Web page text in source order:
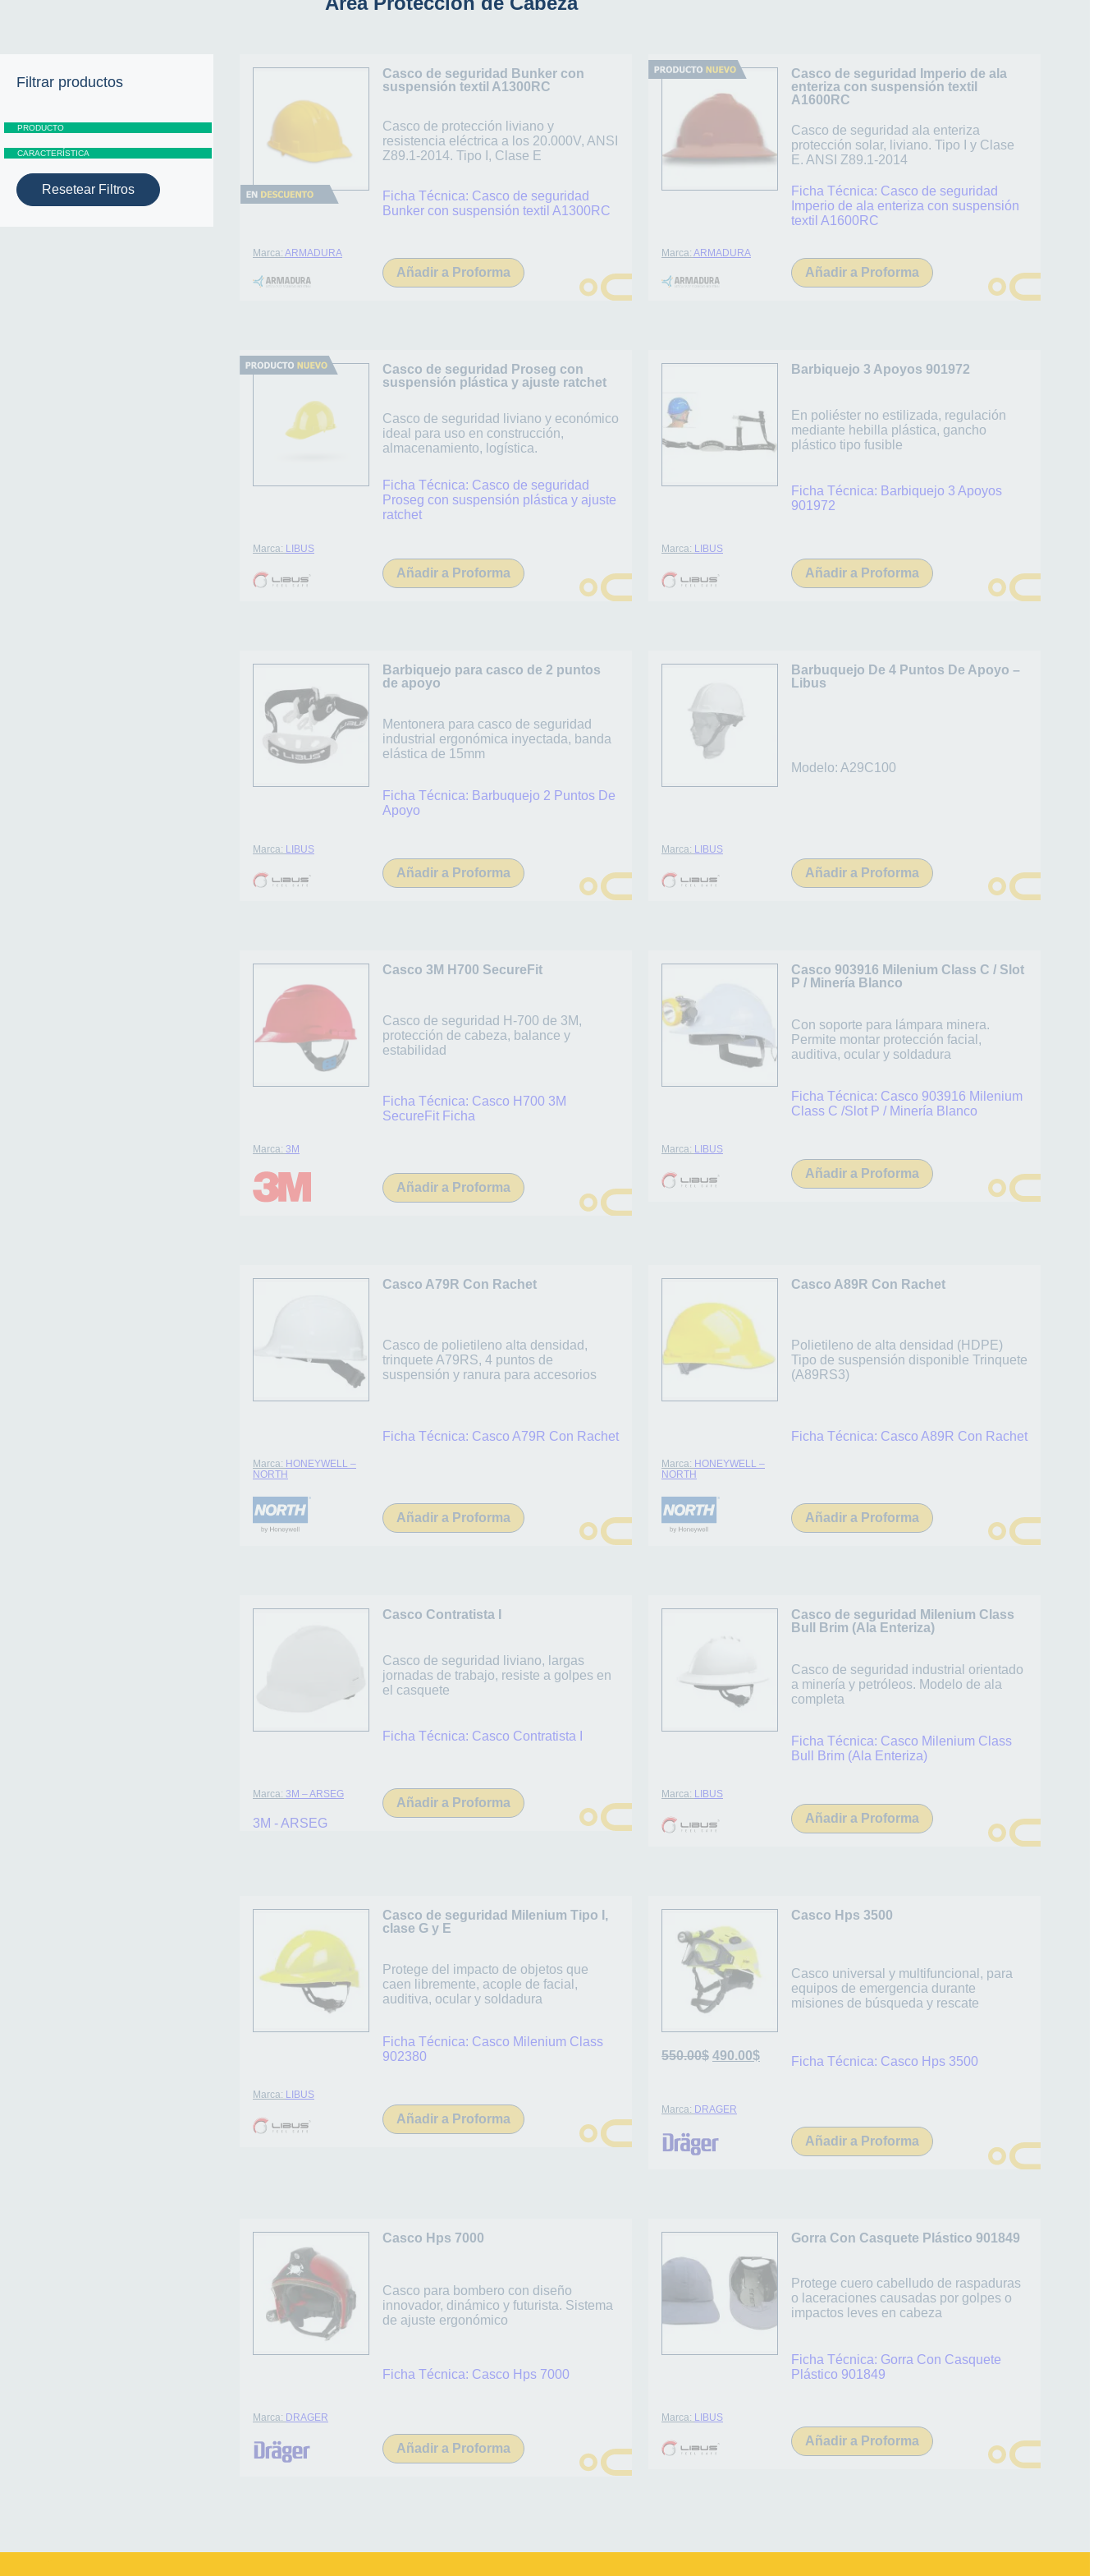
Filtrar productos
Resetear Filtros
Marca: ARMADURA
Casco de seguridad Bunker con
suspensión textil A1300RC
Casco de protección liviano y
resistencia eléctrica a los 20.000V, ANSI
Z89.1-2014. Tipo I, Clase E
Ficha Técnica: Casco de seguridad
Bunker con suspensión textil A1300RC
Añadir a Proforma
Marca: ARMADURA
Casco de seguridad Imperio de ala
enteriza con suspensión textil
A1600RC
Casco de seguridad ala enteriza
protección solar, liviano. Tipo I y Clase
E. ANSI Z89.1-2014
Ficha Técnica: Casco de seguridad
Imperio de ala enteriza con suspensión
textil A1600RC
Añadir a Proforma
Marca: LIBUS
Casco de seguridad Proseg con
suspensión plástica y ajuste ratchet
Casco de seguridad liviano y económico
ideal para uso en construcción,
almacenamiento, logística.
Ficha Técnica: Casco de seguridad
Proseg con suspensión plástica y ajuste
ratchet
Añadir a Proforma
Marca: LIBUS
Barbiquejo 3 Apoyos 901972
En poliéster no estilizada, regulación
mediante hebilla plástica, gancho
plástico tipo fusible
Ficha Técnica: Barbiquejo 3 Apoyos
901972
Añadir a Proforma
Marca: LIBUS
Barbiquejo para casco de 2 puntos
de apoyo
Mentonera para casco de seguridad
industrial ergonómica inyectada, banda
elástica de 15mm
Ficha Técnica: Barbuquejo 2 Puntos De
Apoyo
Añadir a Proforma
Marca: LIBUS
Barbuquejo De 4 Puntos De Apoyo –
Libus
Modelo: A29C100
Añadir a Proforma
Marca: 3M
Casco 3M H700 SecureFit
Casco de seguridad H-700 de 3M,
protección de cabeza, balance y
estabilidad
Ficha Técnica: Casco H700 3M
SecureFit Ficha
Añadir a Proforma
Marca: LIBUS
Casco 903916 Milenium Class C / Slot
P / Minería Blanco
Con soporte para lámpara minera.
Permite montar protección facial,
auditiva, ocular y soldadura
Ficha Técnica: Casco 903916 Milenium
Class C /Slot P / Minería Blanco
Añadir a Proforma
Marca: HONEYWELL –
NORTH
Casco A79R Con Rachet
Casco de polietileno alta densidad,
trinquete A79RS, 4 puntos de
suspensión y ranura para accesorios
Ficha Técnica: Casco A79R Con Rachet
Añadir a Proforma
Marca: HONEYWELL –
NORTH
Casco A89R Con Rachet
Polietileno de alta densidad (HDPE)
Tipo de suspensión disponible Trinquete
(A89RS3)
Ficha Técnica: Casco A89R Con Rachet
Añadir a Proforma
Marca: 3M – ARSEG
3M - ARSEG
Casco Contratista I
Casco de seguridad liviano, largas
jornadas de trabajo, resiste a golpes en
el casquete
Ficha Técnica: Casco Contratista I
Añadir a Proforma
Marca: LIBUS
Casco de seguridad Milenium Class
Bull Brim (Ala Enteriza)
Casco de seguridad industrial orientado
a minería y petróleos. Modelo de ala
completa
Ficha Técnica: Casco Milenium Class
Bull Brim (Ala Enteriza)
Añadir a Proforma
Marca: LIBUS
Casco de seguridad Milenium Tipo I,
clase G y E
Protege del impacto de objetos que
caen libremente, acople de facial,
auditiva, ocular y soldadura
Ficha Técnica: Casco Milenium Class
902380
Añadir a Proforma
550.00$ 490.00$
Marca: DRAGER
Casco Hps 3500
Casco universal y multifuncional, para
equipos de emergencia durante
misiones de búsqueda y rescate
Ficha Técnica: Casco Hps 3500
Añadir a Proforma
Marca: DRAGER
Casco Hps 7000
Casco para bombero con diseño
innovador, dinámico y futurista. Sistema
de ajuste ergonómico
Ficha Técnica: Casco Hps 7000
Añadir a Proforma
Marca: LIBUS
Gorra Con Casquete Plástico 901849
Protege cuero cabelludo de raspaduras
o laceraciones causadas por golpes o
impactos leves en cabeza
Ficha Técnica: Gorra Con Casquete
Plástico 901849
Añadir a Proforma